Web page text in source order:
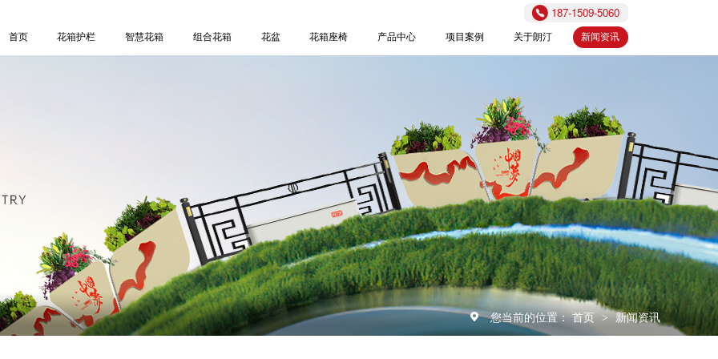
187-1509-5060
首页 花箱护栏 智慧花箱 组合花箱 花盆 花箱座椅 产品中心 项目案例 关于朗汀 新闻资讯
您当前的位置： 首页 > 新闻资讯